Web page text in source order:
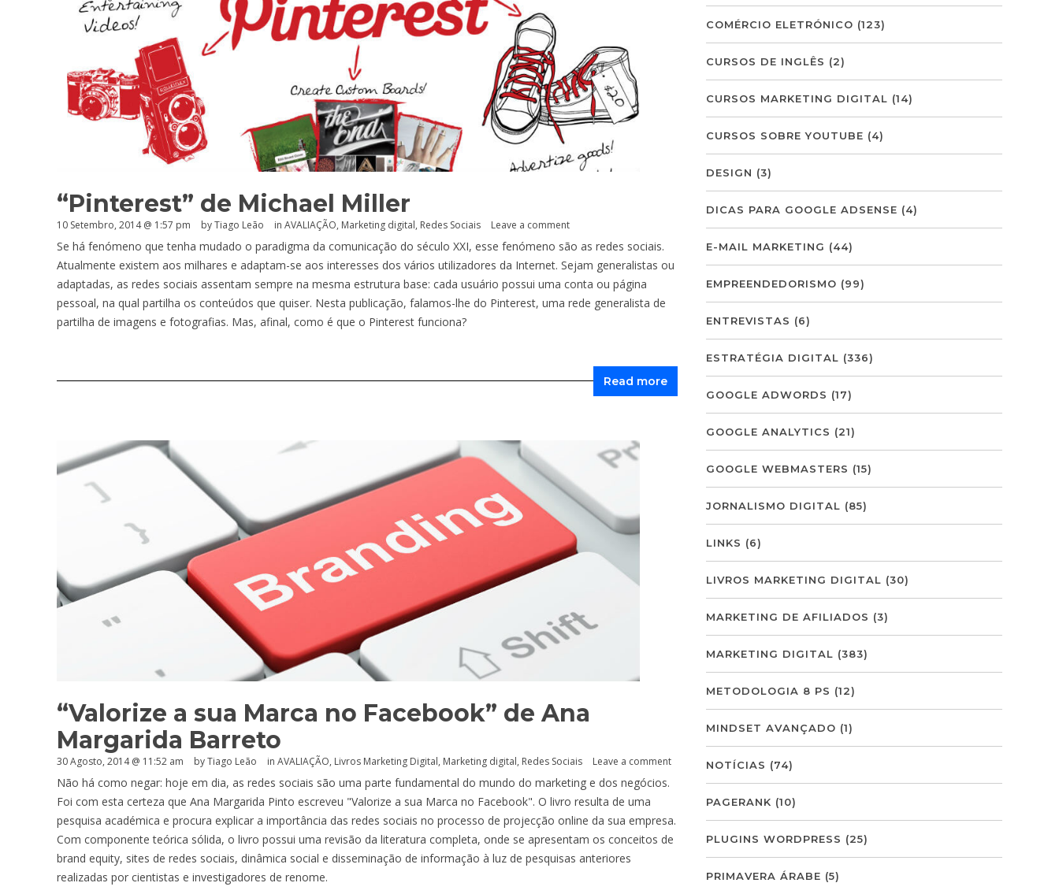
“Pinterest” de Michael Miller
10 Setembro, 2014 @ 1:57 pm by Tiago Leão in AVALIAÇÃO, Marketing digital, Redes Sociais Leave a comment
Se há fenómeno que tenha mudado o paradigma da comunicação do século XXI, esse fenómeno são as redes sociais.
Atualmente existem aos milhares e adaptam-se aos interesses dos vários utilizadores da Internet. Sejam generalistas ou
adaptadas, as redes sociais assentam sempre na mesma estrutura base: cada usuário possui uma conta ou página
pessoal, na qual partilha os conteúdos que quiser. Nesta publicação, falamos-lhe do Pinterest, uma rede generalista de
partilha de imagens e fotografias. Mas, afinal, como é que o Pinterest funciona?
Read more
“Valorize a sua Marca no Facebook” de Ana
Margarida Barreto
30 Agosto, 2014 @ 11:52 am by Tiago Leão in AVALIAÇÃO, Livros Marketing Digital, Marketing digital, Redes Sociais Leave a comment
Não há como negar: hoje em dia, as redes sociais são uma parte fundamental do mundo do marketing e dos negócios.
Foi com esta certeza que Ana Margarida Pinto escreveu "Valorize a sua Marca no Facebook". O livro resulta de uma
pesquisa académica e procura explicar a importância das redes sociais no processo de projecção online da sua empresa.
Com componente teórica sólida, o livro possui uma revisão da literatura completa, onde se apresentam os conceitos de
brand equity, sites de redes sociais, dinâmica social e disseminação de informação à luz de pesquisas anteriores
realizadas por cientistas e investigadores de renome.
COMÉRCIO ELETRÓNICO (123)
CURSOS DE INGLÊS (2)
CURSOS MARKETING DIGITAL (14)
CURSOS SOBRE YOUTUBE (4)
DESIGN (3)
DICAS PARA GOOGLE ADSENSE (4)
E-MAIL MARKETING (44)
EMPREENDEDORISMO (99)
ENTREVISTAS (6)
ESTRATÉGIA DIGITAL (336)
GOOGLE ADWORDS (17)
GOOGLE ANALYTICS (21)
GOOGLE WEBMASTERS (15)
JORNALISMO DIGITAL (85)
LINKS (6)
LIVROS MARKETING DIGITAL (30)
MARKETING DE AFILIADOS (3)
MARKETING DIGITAL (383)
METODOLOGIA 8 PS (12)
MINDSET AVANÇADO (1)
NOTÍCIAS (74)
PAGERANK (10)
PLUGINS WORDPRESS (25)
PRIMAVERA ÁRABE (5)